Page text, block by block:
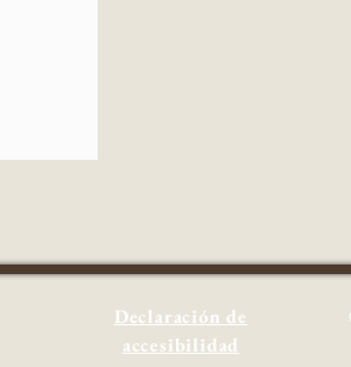
Declaración de
accesibilidad